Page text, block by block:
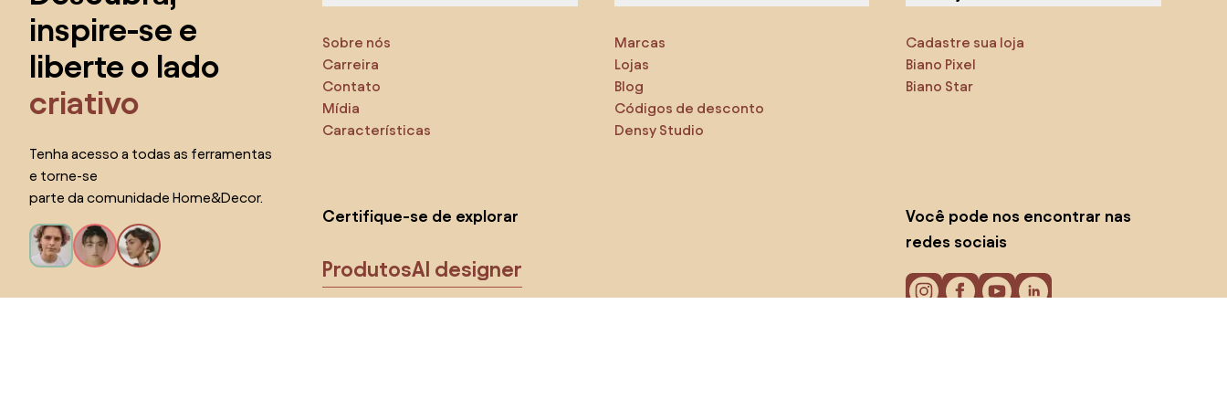
inspire-se e
liberte o lado
criativo
Tenha acesso a todas as ferramentas
e torne-se
parte da comunidade Home&Decor.
Sobre nós
Carreira
Contato
Mídia
Características
Marcas
Lojas
Blog
Códigos de desconto
Densy Studio
Cadastre sua loja
Biano Pixel
Biano Star
Certifique-se de explorar
ProdutosAI designer
Você pode nos encontrar nas
redes sociais